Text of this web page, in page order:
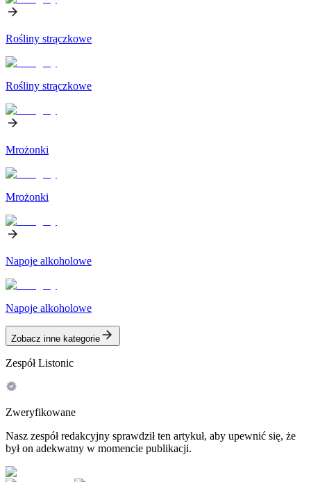
Rośliny strączkowe
Rośliny strączkowe
Mrożonki
Mrożonki
Napoje alkoholowe
Napoje alkoholowe
Zobacz inne kategorie
Zespół Listonic
Zweryfikowane
Nasz zespół redakcyjny sprawdził ten artykuł, aby upewnić się, że
był on adekwatny w momencie publikacji.